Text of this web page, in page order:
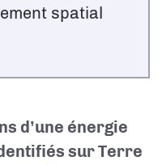
spatial
d’une énergie
sur Terre